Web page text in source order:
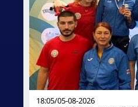
18:05/05-08-2026